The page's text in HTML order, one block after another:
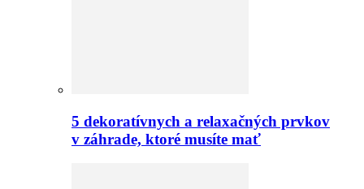
5 dekoratívnych a relaxačných prvkov
v záhrade, ktoré musíte mať